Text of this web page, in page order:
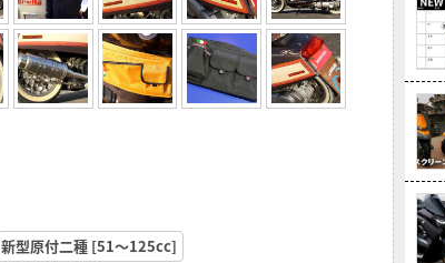
新型原付二種 [51〜125cc]